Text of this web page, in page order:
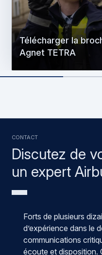
Télécharger la
Agnet TETRA
Discutez de
un expert
CONTACT
Forts de plusieurs
d’expérience dans le
communications
écoute et disposition.